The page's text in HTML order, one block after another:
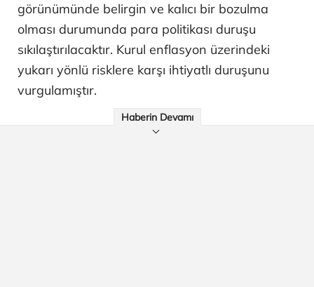
görünümünde belirgin ve kalıcı bir bozulma
olması durumunda para politikası duruşu
sıkılaştırılacaktır. Kurul enflasyon üzerindeki
yukarı yönlü risklere karşı ihtiyatlı duruşunu
vurgulamıştır.
Haberin Devamı